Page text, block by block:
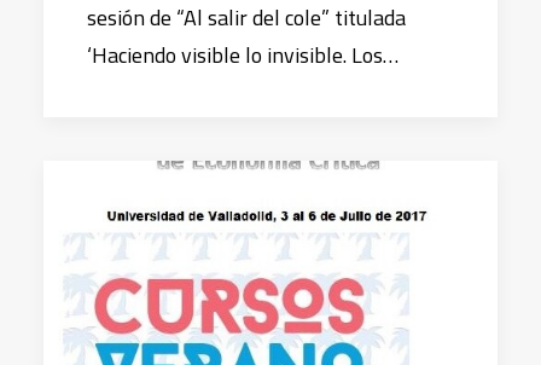
sesión de “Al salir del cole” titulada
‘Haciendo visible lo invisible. Los…